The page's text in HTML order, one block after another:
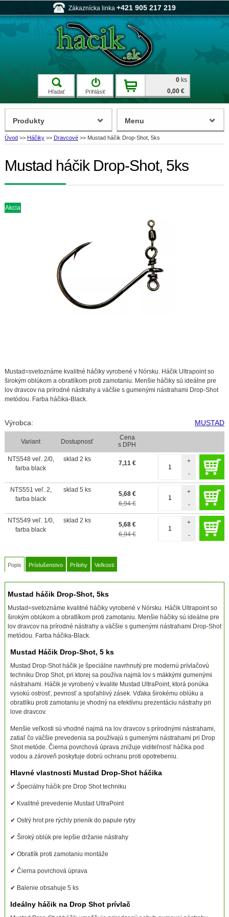
Zákaznícka linka +421 905 217 219
Hľadať Prihlásiť
0 ks
0,00 €
Úvod >> Háčiky >> Dravcové >> Mustad háčik Drop-Shot, 5ks
Mustad háčik Drop-Shot, 5ks
Akcia
Mustad=svetoznáme kvalitné háčiky vyrobené v Nórsku. Háčik Ultrapoint so
širokým oblúkom a obratlíkom proti zamotaniu. Menšie háčiky sú ideálne pre
lov dravcov na prírodné nástrahy a väčšie s gumenými nástrahami Drop-Shot
metódou. Farba háčika-Black.
Výrobca: MUSTAD
Variant Dostupnosť
Cena
s DPH
NTS548 veľ. 2/0,
farba black
sklad 2 ks
7,11 €
-
+
NTS551 veľ. 2,
farba black
sklad 5 ks
5,68 €
6,94 €
-
+
NTS549 veľ. 1/0,
farba black
sklad 2 ks
5,68 €
6,94 €
-
+
Popis Príslušenstvo Prílohy Veľkosti
Mustad háčik Drop-Shot, 5ks
Mustad=svetoznáme kvalitné háčiky vyrobené v Nórsku. Háčik Ultrapoint so
širokým oblúkom a obratlíkom proti zamotaniu. Menšie háčiky sú ideálne pre
lov dravcov na prírodné nástrahy a väčšie s gumenými nástrahami Drop-Shot
metódou. Farba háčika-Black.
Mustad Háčik Drop-Shot, 5 ks
Mustad Drop-Shot háčik je špeciálne navrhnutý pre modernú prívlačovú
techniku Drop Shot, pri ktorej sa používa najmä lov s mäkkými gumenými
nástrahami. Háčik je vyrobený v kvalite Mustad UltraPoint, ktorá ponúka
vysokú ostrosť, pevnosť a spoľahlivý zásek. Vďaka širokému oblúku a
obratlíku proti zamotaniu je vhodný na efektívnu prezentáciu nástrahy pri
love dravcov.
Menšie veľkosti sú vhodné najmä na lov dravcov s prírodnými nástrahami,
zatiaľ čo väčšie prevedenia sa používajú s gumenými nástrahami pri Drop
Shot metóde. Čierna povrchová úprava znižuje viditeľnosť háčika pod
vodou a zároveň poskytuje dobrú ochranu proti opotrebeniu.
Hlavné vlastnosti Mustad Drop-Shot háčika
✔ Špeciálny háčik pre Drop Shot techniku
✔ Kvalitné prevedenie Mustad UltraPoint
✔ Ostrý hrot pre rýchly prienik do papule ryby
✔ Široký oblúk pre lepšie držanie nástrahy
✔ Obratlík proti zamotaniu montáže
✔ Čierna povrchová úprava
✔ Balenie obsahuje 5 ks
Ideálny háčik na Drop Shot prívlač
Produkty Menu